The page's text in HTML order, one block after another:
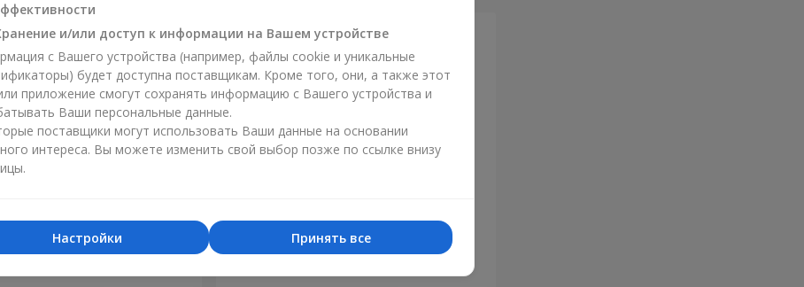
(в латках) 30 см Мишка (бежевый) 40 см
и/или доступ к информации на Вашем устройстве
с Вашего устройства (например, файлы cookie и уникальные
будет доступна поставщикам. Кроме того, они, а также этот
приложение смогут сохранять информацию с Вашего устройства и
Ваши персональные данные.
поставщики могут использовать Ваши данные на основании
интереса. Вы можете изменить свой выбор позже по ссылке внизу
Принять все
Настройки